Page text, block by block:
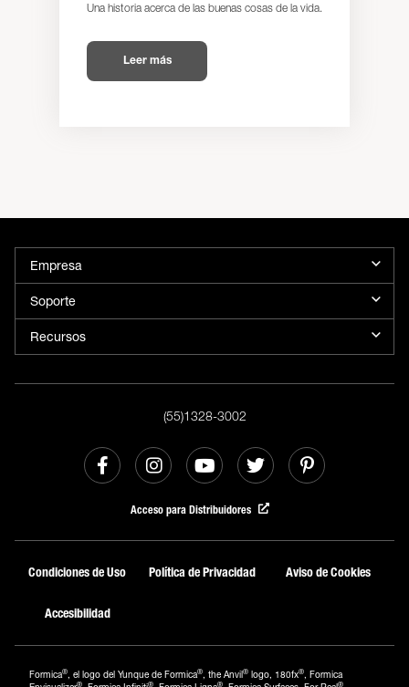
Una historia acerca de las buenas cosas de la vida.
Leer más
Empresa
Soporte
Recursos
(55)1328-3002
Acceso para Distribuidores
Condiciones de Uso Política de Privacidad Aviso de Cookies
Accesibilidad
Formica®, el logo del Yunque de Formica®, the Anvil ® logo, 180fx®, Formica
® ® ® ®